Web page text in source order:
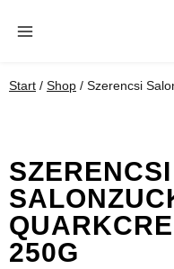
Inhalt
Start / Shop / Szerencsi
SZERENCSI
250G